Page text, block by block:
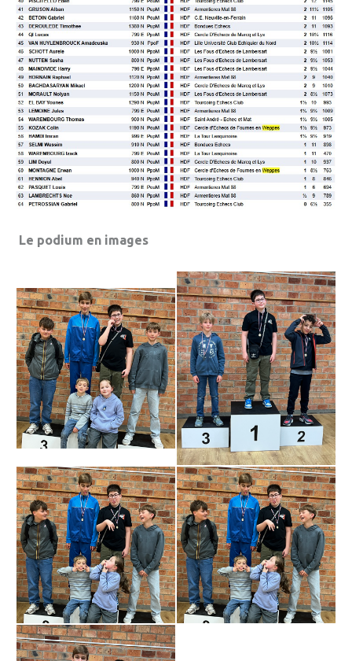
Le podium en images